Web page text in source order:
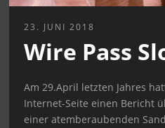
23. JUNI 2018
Wire Pass
Am 29.April letzten Jahres
Internet-Seite einen Bericht
einer atemberaubenden